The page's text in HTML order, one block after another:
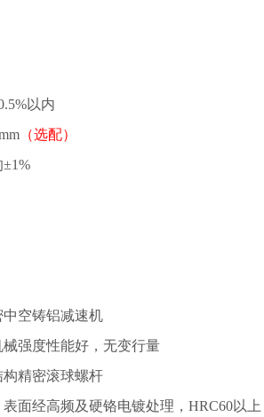
以内
（选配）
空铸铝减速机
强度性能好，无变行量
精密滚球螺杆
面经高频及硬铬电镀处理，HRC60以上